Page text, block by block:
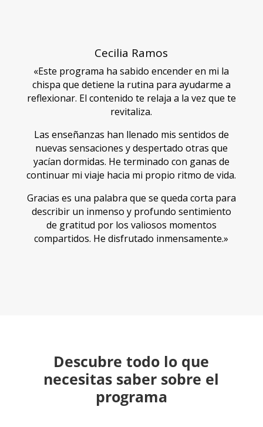
Cecilia Ramos
«Este programa ha sabido encender en mi la
chispa que detiene la rutina para ayudarme a
reflexionar. El contenido te relaja a la vez que te
revitaliza.
Las enseñanzas han llenado mis sentidos de
nuevas sensaciones y despertado otras que
yacían dormidas. He terminado con ganas de
continuar mi viaje hacia mi propio ritmo de vida.
Gracias es una palabra que se queda corta para
describir un inmenso y profundo sentimiento
de gratitud por los valiosos momentos
compartidos. He disfrutado inmensamente.»
Descubre todo lo que
necesitas saber sobre el
programa